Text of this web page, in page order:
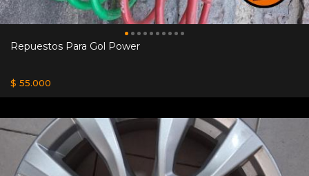
Repuestos Para Gol Power
$ 55.000